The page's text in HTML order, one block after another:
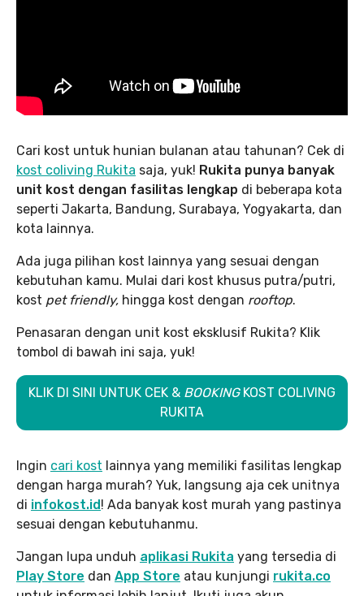
Cari kost untuk hunian bulanan atau tahunan? Cek di
kost coliving Rukita saja, yuk! Rukita punya banyak
unit kost dengan fasilitas lengkap di beberapa kota
seperti Jakarta, Bandung, Surabaya, Yogyakarta, dan
kota lainnya.
Ada juga pilihan kost lainnya yang sesuai dengan
kebutuhan kamu. Mulai dari kost khusus putra/putri,
kost pet friendly, hingga kost dengan rooftop.
Penasaran dengan unit kost eksklusif Rukita? Klik
tombol di bawah ini saja, yuk!
KLIK DI SINI UNTUK CEK & BOOKINGKOST COLIVING
RUKITA
Ingin cari kost lainnya yang memiliki fasilitas lengkap
dengan harga murah? Yuk, langsung aja cek unitnya
di infokost.id ! Ada banyak kost murah yang pastinya
sesuai dengan kebutuhanmu.
Jangan lupa unduh aplikasi Rukita yang tersedia di
Play Store dan App Store atau kunjungi rukita.co